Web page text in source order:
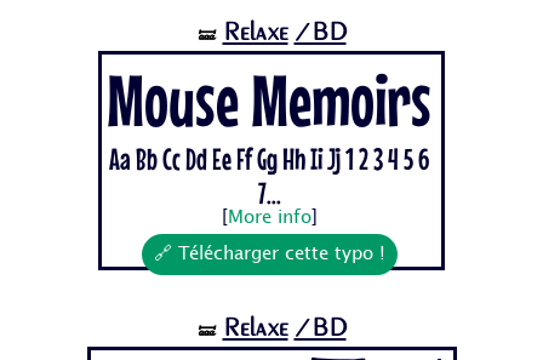
🝛 Relaxe /BD
Mouse Memoirs
Aa Bb Cc Dd Ee Ff Gg Hh Ii Jj 1 2 3 4 5 6
7...
More info]
🔗 Télécharger cette typo !
🝛 Relaxe /BD